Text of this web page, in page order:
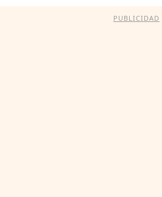
PUBLICIDAD